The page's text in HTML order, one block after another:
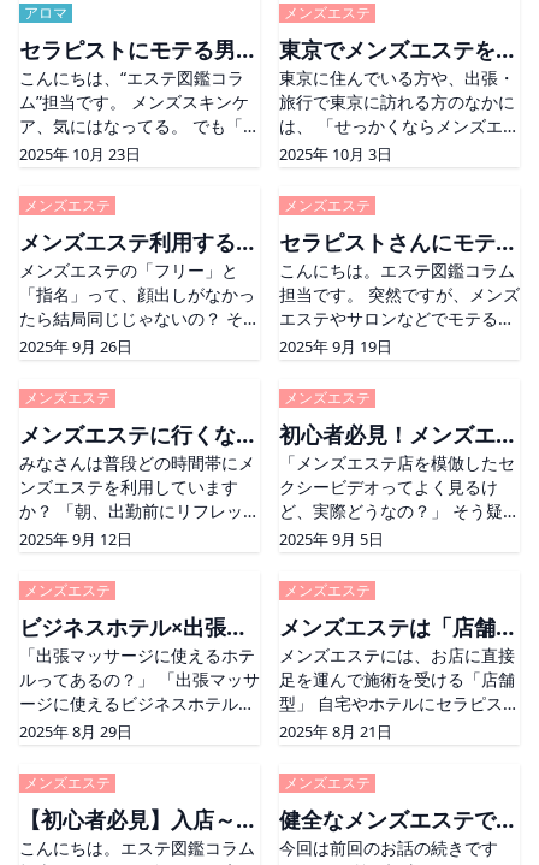
アロマ
セラピストにモテる男は
肌から違う？今日から始
めるスキンケア
こんにちは、“エステ図鑑コラ
ム”担当です。 メンズスキンケ
ア、気にはなってる。 でも「何
使えばいいの？」「正直めんど
くさい…」と思ってる人、多い
のではないでしょうか。 今は化
粧水や洗顔料も豊富で、選ぶだ
けでも一苦労。 で [&#8230;]
The post セラピストにモテる
男は肌から違う？今日から始め
るスキンケア first appeared
on そ
2025年 10月 23日
メンズエステ
東京でメンズエステを楽
しむなら？おすすめエリ
アガイド
東京に住んでいる方や、出張・
旅行で東京に訪れる方のなかに
は、 「せっかくならメンズエス
テを利用してみたい！」という
方も多いのではないでしょう
か。 しかし、東京はとにかく広
く、数えきれないほどのメンズ
エステ店があります。
[&#8230;] The post 東京でメ
ンズエステを楽しむなら？おす
すめエリアガイド first
appeared on そ
2025年 10月 3日
メンズエステ
メンズエステ利用するな
らフリー？指名？
メンズエステの「フリー」と
「指名」って、顔出しがなかっ
たら結局同じじゃないの？ そう
思っている方、意外と多いので
はないでしょうか。 確かに、顔
写真がないセラピストばかりだ
と、誰を選んでも違いが分かり
にくいですよね 笑 で
[&#8230;] The post メンズエ
ステ利用するならフリー？指
名？ first appeared on そ
2025年 9月 26日
メンズエステ
セラピストさんにモテる
ダンディ客とは？
こんにちは。エステ図鑑コラム
担当です。 突然ですが、メンズ
エステやサロンなどでモテる男
性ってどんな人だと思います
か? それはずばり「ダンディな
男性」です！！ ダンディな男性
はセラピストさん的にもサービ
スしたいお客様「第一
[&#8230;] The post セラピス
トさんにモテるダンディ客と
は？ first appeared on そ
2025年 9月 19日
メンズエステ
メンズエステに行くなら
何時？理想の時間帯をご
紹介
みなさんは普段どの時間帯にメ
ンズエステを利用しています
か？ 「朝、出勤前にリフレッシ
ュしたい」 「夜、仕事終わりに
ゆっくり疲れを癒したい」 とい
ったように、エステを利用する
タイミングは人それぞれです。
さて、今回のコラム [&#8230;]
The post メンズエステに行く
なら何時？理想の時間帯をご紹
介 first appeared on そ
2025年 9月 12日
メンズエステ
初心者必見！メンズエス
テのよくある勘違い！
「メンズエステ店を模倣したセ
クシービデオってよく見るけ
ど、実際どうなの？」 そう疑問
に感じたことはありませんか？
特に、メンズエステ初心者の方
などは、メンズエステが実際に
どんなお店なのか分からないま
まお店に入って、 「あ
[&#8230;] The post 初心者必
見！メンズエステのよくある勘
違い！ first appeared on そ
2025年 9月 5日
メンズエステ
ビジネスホテル×出張マ
ッサージで非日常体
験！？
「出張マッサージに使えるホテ
ルってあるの？」 「出張マッサ
ージに使えるビジネスホテルが
知りたい」 という疑問をお持ち
ではありませんか？ &#160; そ
こでこの記事ではそんな出張メ
ンズエステ店が多いエリアで 出
張マッサー [&#8230;] The
post ビジネスホテル×出張マッ
2025年 8月 29日
メンズエステ
メンズエステは「店舗
型」と「派遣型」どちら
を選ぶ？メリット・デメ
リットをご紹介
メンズエステには、お店に直接
足を運んで施術を受ける「店舗
型」 自宅やホテルにセラピスト
さんを派遣して施術を受けられ
る「派遣型」があります。 他に
もマンションなどで施術を受け
られる「プライベートサロン」
の形態のメンズエステ
[&#8230;] The post メンズエ
2025年 8月 21日
メンズエステ
【初心者必見】入店～退
店までの流れを解説！
こんにちは。エステ図鑑コラム
メンズエステ
健全なメンズエステで指
名したくなるセラピスト
今回は前回のお話の続きです